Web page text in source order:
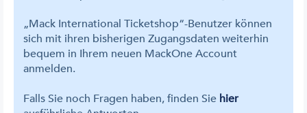
„Mack International Ticketshop“-Benutzer können
sich mit ihren bisherigen Zugangsdaten weiterhin
bequem in Ihrem neuen MackOne Account
anmelden.
Falls Sie noch Fragen haben, finden Sie hier